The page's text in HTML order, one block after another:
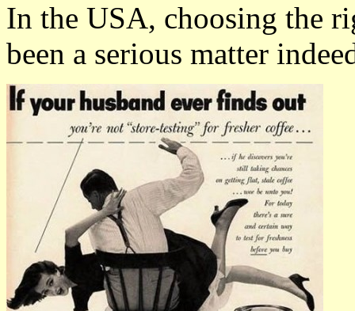
In the USA, choosing the
been a serious matter